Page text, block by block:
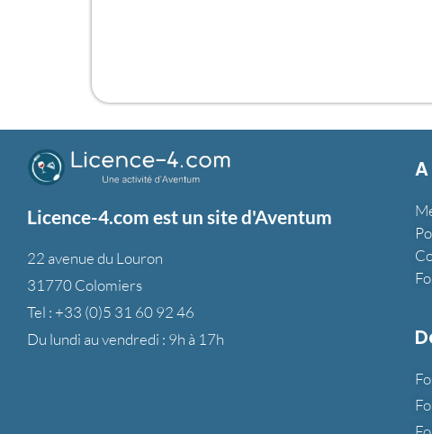
Licence-4.com est un site d'Aventum
22 avenue du Louron
31770 Colomiers
Tel : +33 (0)5 31 60 92 46
Du lundi au vendredi : 9h à 17h